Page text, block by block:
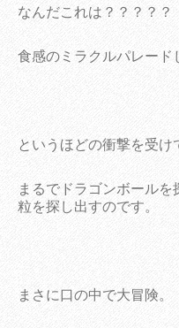
なんだこれは？？？？？
食感のミラクルパレード
というほどの衝撃を受け
まるでドラゴンボール
粒を探し出すのです。
まさに口の中で大冒険。